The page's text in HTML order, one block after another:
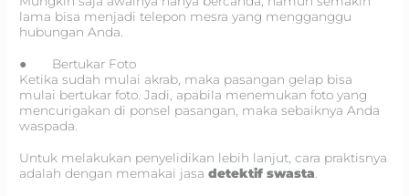
lama bisa menjadi telepon mesra yang mengganggu
hubungan Anda.
● Bertukar Foto
Ketika sudah mulai akrab, maka pasangan gelap bisa
mulai bertukar foto. Jadi, apabila menemukan foto yang
mencurigakan di ponsel pasangan, maka sebaiknya Anda
waspada.
Untuk melakukan penyelidikan lebih lanjut, cara praktisnya
adalah dengan memakai jasadetektif swasta